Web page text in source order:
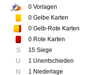
0 Vorlagen
0 Gelbe Karten
0 Gelb-Rote Karten
0 Rote Karten
S 15 Siege
U 1 Unentschieden
N 1 Niederlage